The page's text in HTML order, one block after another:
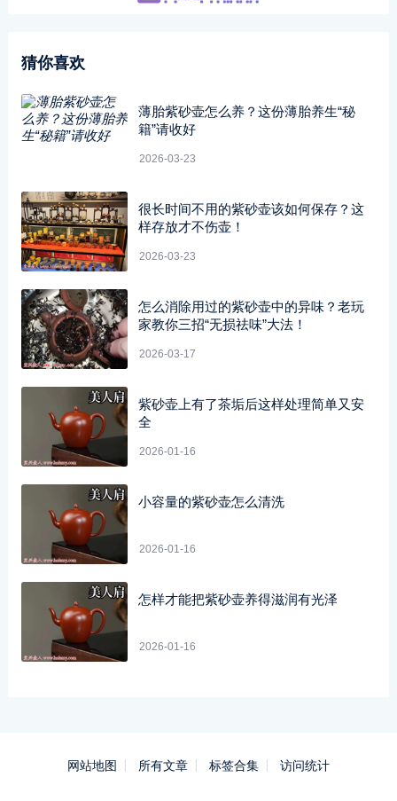
猜你喜欢
薄胎紫砂壶怎么养？这份薄胎养生“秘
籍”请收好
2026-03-23
很长时间不用的紫砂壶该如何保存？这
样存放才不伤壶！
2026-03-23
怎么消除用过的紫砂壶中的异味？老玩
家教你三招“无损祛味”大法！
2026-03-17
紫砂壶上有了茶垢后这样处理简单又安
全
2026-01-16
小容量的紫砂壶怎么清洗
2026-01-16
怎样才能把紫砂壶养得滋润有光泽
2026-01-16
网站地图 所有文章 标签合集 访问统计